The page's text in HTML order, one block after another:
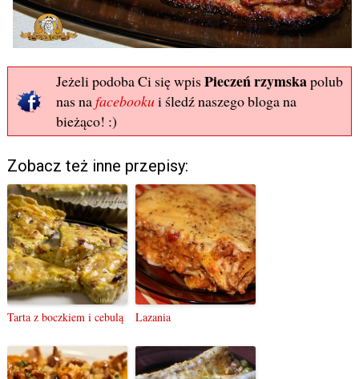
Jeżeli podoba Ci się wpisPieczeń rzymskapolub
nas nafacebookui śledź naszego bloga na
bieżąco! :)
Zobacz też inne przepisy:
Tarta z boczkiem i cebulą Lazania